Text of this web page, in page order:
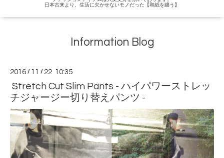
日本古来より、生活に欠かせないモノだった【和紙を纏う】
Information Blog
2016 / 11 / 22 10:35
Stretch Cut Slim Pants - ハイパワーストレッ
チジャージー切り替えパンツ -